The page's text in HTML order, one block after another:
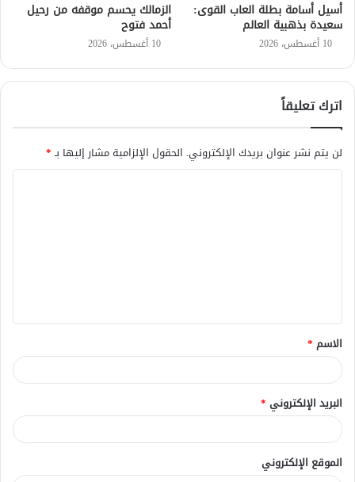
أسيل أسامة بطلة العاب القوى:
سعيدة بذهبية العالم
10 أغسطس، 2026
الزمالك يحسم موقفه من رحيل
أحمد فتوح
10 أغسطس، 2026
اترك تعليقاً
لن يتم نشر عنوان بريدك الإلكتروني. الحقول الإلزامية مشار إليها بـ*
ق
*
الاسم *
البريد الإلكتروني *
الموقع الإلكتروني